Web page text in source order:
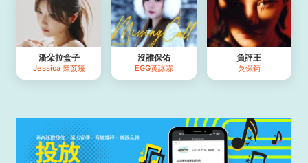
潘朵拉盒子
Jessica 陳苡臻
沒誰保佑
EGG黃詠霖
負評王
吳保錡